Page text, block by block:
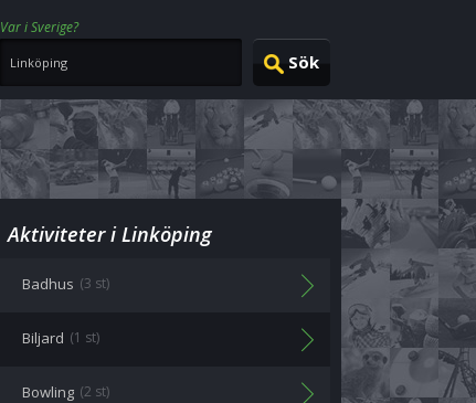
Var i Sverige?
Aktiviteter i Linköping
Badhus (3 st)
Biljard (1 st)
Bowling (2 st)